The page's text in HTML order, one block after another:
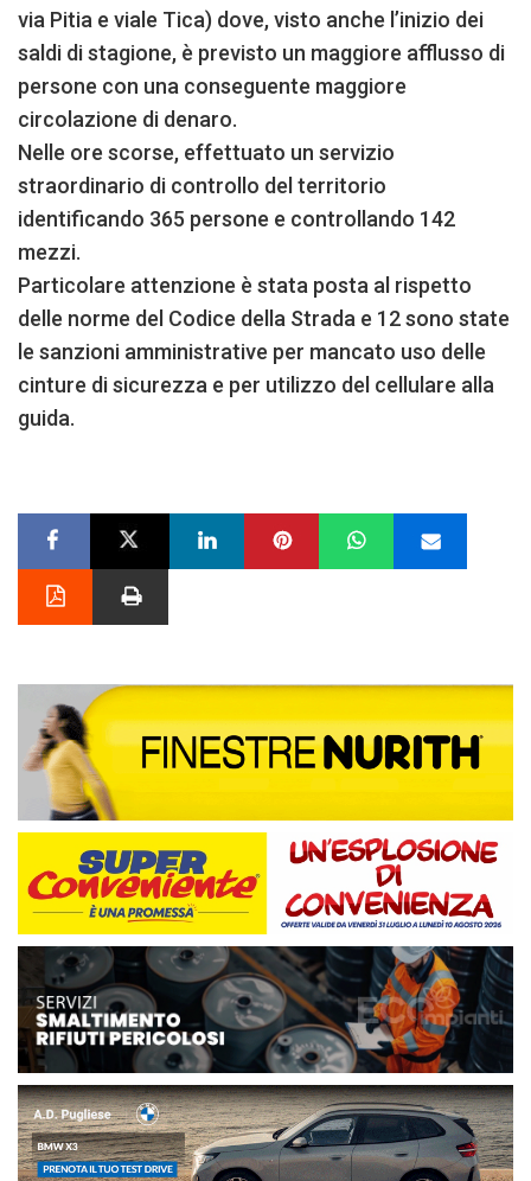
via Pitia e viale Tica) dove, visto anche l’inizio dei
saldi di stagione, è previsto un maggiore afflusso di
persone con una conseguente maggiore
circolazione di denaro.
Nelle ore scorse, effettuato un servizio
straordinario di controllo del territorio
identificando 365 persone e controllando 142
mezzi.
Particolare attenzione è stata posta al rispetto
delle norme del Codice della Strada e 12 sono state
le sanzioni amministrative per mancato uso delle
cinture di sicurezza e per utilizzo del cellulare alla
guida.